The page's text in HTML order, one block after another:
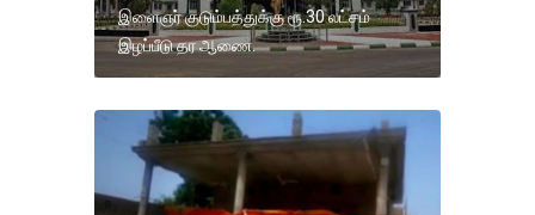
இளைஞர் குடும்பத்துக்கு ரூ.30 லட்சம்
இழப்பீடு தர ஆணை.